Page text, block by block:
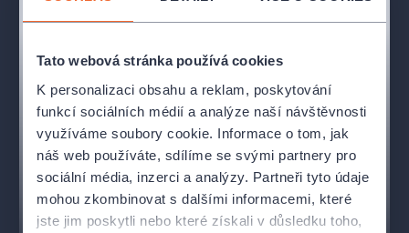
Tato webová stránka používá cookies
K personalizaci obsahu a reklam, poskytování
funkcí sociálních médií a analýze naší návštěvnosti
využíváme soubory cookie. Informace o tom, jak
náš web používáte, sdílíme se svými partnery pro
sociální média, inzerci a analýzy. Partneři tyto údaje
mohou zkombinovat s dalšími informacemi, které
jste jim poskytli nebo které získali v důsledku toho,
OBSAZENÍ A TVŮRCI
Andulka : Monika Eichmeier
Kronikář: Martin Veselý, Jakub Svojanovský
Birk: Jan Grygar
Autor: Jakub Šafránek
Úprava : Roman Groszmann